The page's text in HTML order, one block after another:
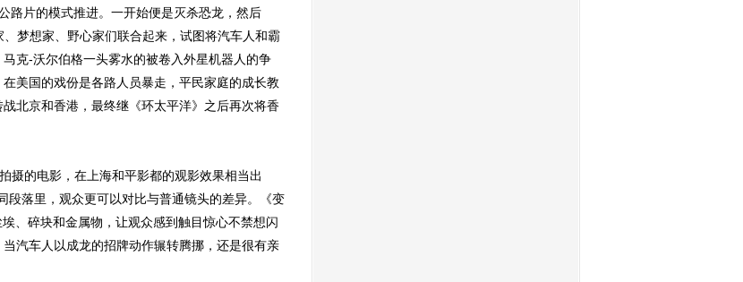
片的模式推进。一开始便是灭杀恐龙，然后
梦想家、野心家们联合起来，试图将汽车人和霸
克-沃尔伯格一头雾水的被卷入外星机器人的争
美国的戏份是各路人员暴走，平民家庭的成长教
北京和香港，最终继《环太平洋》之后再次将香
的电影，在上海和平影都的观影效果相当出
段落里，观众更可以对比与普通镜头的差异。《变
、碎块和金属物，让观众感到触目惊心不禁想闪
汽车人以成龙的招牌动作辗转腾挪，还是很有亲